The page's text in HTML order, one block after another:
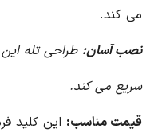
می کند.
نصب آسان: طراحی تله
سریع می کند.
قیمت مناسب: این کلید